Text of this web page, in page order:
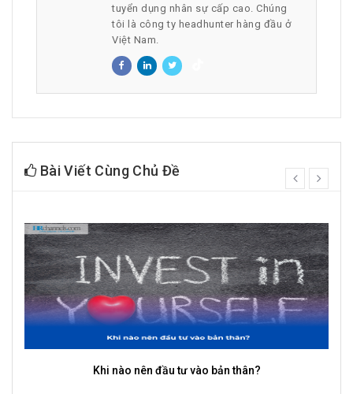
tuyển dụng nhân sự cấp cao. Chúng
tôi là công ty headhunter hàng đầu ở
Việt Nam.
Bài Viết Cùng Chủ Đề
Kỷ luật thực thi quan trọng hơn ý tưởng hay
prev